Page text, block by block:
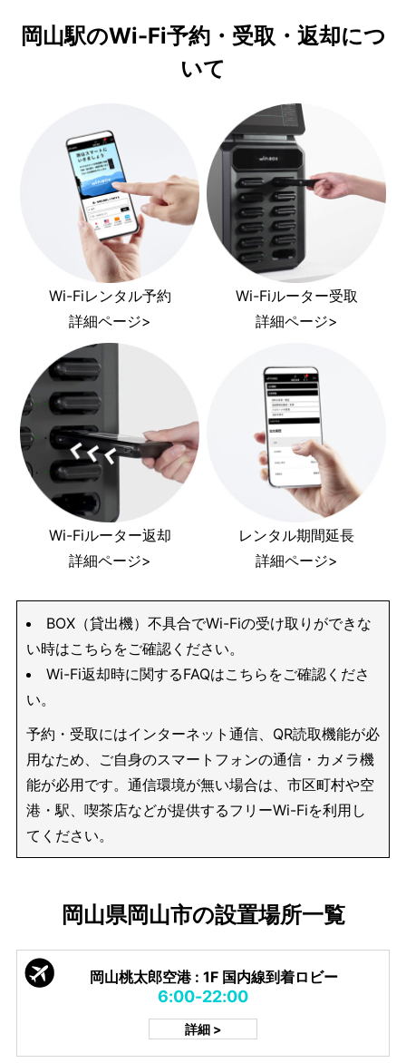
岡山駅のWi-Fi予約・受取・返却につ
いて
Wi-Fiレンタル予約
詳細ページ>
Wi-Fiルーター受取
詳細ページ>
Wi-Fiルーター返却
詳細ページ>
レンタル期間延長
詳細ページ>
BOX（貸出機）不具合でWi-Fiの受け取りができな
い時はこちらをご確認ください。
Wi-Fi返却時に関するFAQはこちらをご確認くださ
い。
予約・受取にはインターネット通信、QR読取機能が必
用なため、ご自身のスマートフォンの通信・カメラ機
能が必用です。通信環境が無い場合は、市区町村や空
港・駅、喫茶店などが提供するフリーWi-Fiを利用し
てください。
岡山県岡山市の設置場所一覧
岡山桃太郎空港 : 1F 国内線到着ロビー
6:00-22:00
詳細 >